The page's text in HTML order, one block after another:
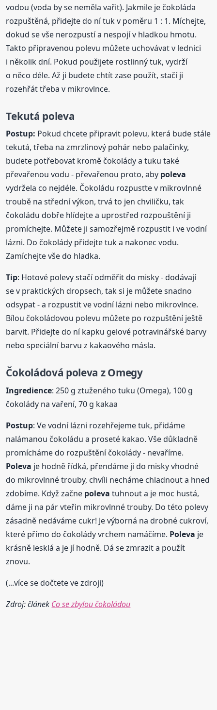
vodou (voda by se neměla vařit). Jakmile je čokoláda
rozpuštěná, přidejte do ní tuk v poměru 1 : 1. Míchejte,
dokud se vše nerozpustí a nespojí v hladkou hmotu.
Takto připravenou polevu můžete uchovávat v lednici
i několik dní. Pokud použijete rostlinný tuk, vydrží
o něco déle. Až ji budete chtít zase použít, stačí ji
rozehřát třeba v mikrovlnce.
Tekutá poleva
Postup: Pokud chcete připravit polevu, která bude stále
tekutá, třeba na zmrzlinový pohár nebo palačinky,
budete potřebovat kromě čokolády a tuku také
převařenou vodu - převařenou proto, aby poleva
vydržela co nejdéle. Čokoládu rozpusťte v mikrovlnné
troubě na střední výkon, trvá to jen chviličku, tak
čokoládu dobře hlídejte a uprostřed rozpouštění ji
promíchejte. Můžete ji samozřejmě rozpustit i ve vodní
lázni. Do čokolády přidejte tuk a nakonec vodu.
Zamíchejte vše do hladka.
Tip: Hotové polevy stačí odměřit do misky - dodávají
se v praktických dropsech, tak si je můžete snadno
odsypat - a rozpustit ve vodní lázni nebo mikrovlnce.
Bílou čokoládovou polevu můžete po rozpuštění ještě
barvit. Přidejte do ní kapku gelové potravinářské barvy
nebo speciální barvu z kakaového másla.
Čokoládová poleva z Omegy
Ingredience: 250 g ztuženého tuku (Omega), 100 g
čokolády na vaření, 70 g kakaa
Postup: Ve vodní lázni rozehřejeme tuk, přidáme
nalámanou čokoládu a proseté kakao. Vše důkladně
promícháme do rozpuštění čokolády - nevaříme.
Poleva je hodně řídká, přendáme ji do misky vhodné
do mikrovlnné trouby, chvíli necháme chladnout a hned
zdobíme. Když začne poleva tuhnout a je moc hustá,
dáme ji na pár vteřin mikrovlnné trouby. Do této polevy
zásadně nedáváme cukr! Je výborná na drobné cukroví,
které přímo do čokolády vrchem namáčíme. Poleva je
krásně lesklá a je jí hodně. Dá se zmrazit a použít
znovu.
(...více se dočtete ve zdroji)
Zdroj: článek Co se zbylou čokoládou